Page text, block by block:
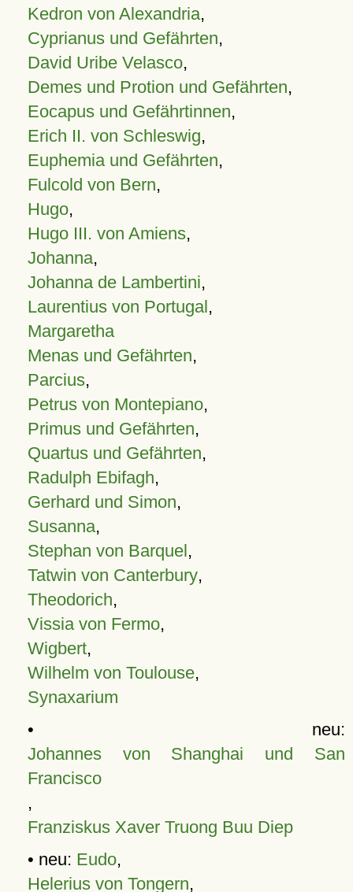
Kedron von Alexandria,
Cyprianus und Gefährten,
David Uribe Velasco,
Demes und Protion und Gefährten,
Eocapus und Gefährtinnen,
Erich II. von Schleswig,
Euphemia und Gefährten,
Fulcold von Bern,
Hugo,
Hugo III. von Amiens,
Johanna,
Johanna de Lambertini,
Laurentius von Portugal,
Margaretha
Menas und Gefährten,
Parcius,
Petrus von Montepiano,
Primus und Gefährten,
Quartus und Gefährten,
Radulph Ebifagh,
Gerhard und Simon,
Susanna,
Stephan von Barquel,
Tatwin von Canterbury,
Theodorich,
Vissia von Fermo,
Wigbert,
Wilhelm von Toulouse,
Synaxarium
• neu:
Johannes von Shanghai und San
Francisco
,
Franziskus Xaver Truong Buu Diep
• neu: Eudo,
Helerius von Tongern,